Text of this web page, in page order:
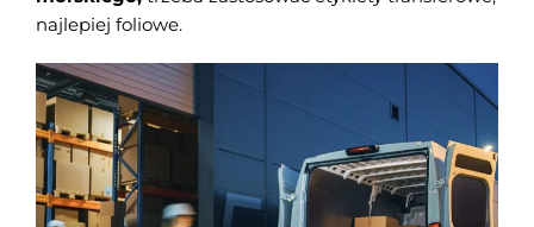
najlepiej foliowe.